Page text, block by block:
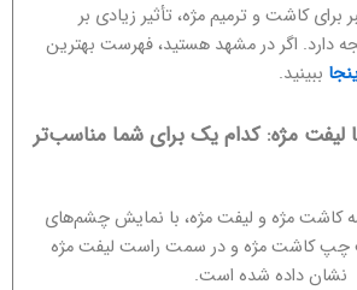
کاشت و ترمیم مژه، تأثیر زیادی بر
دارد. اگر در مشهد هستید، فهرست بهترین
ببینید.
لیفت مژه: کدام یک برای شما مناسب‌تر